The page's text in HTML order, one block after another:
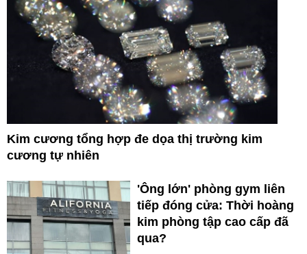
Kim cương tổng hợp đe dọa thị trường kim
cương tự nhiên
'Ông lớn' phòng gym liên
tiếp đóng cửa: Thời hoàng
kim phòng tập cao cấp đã
qua?